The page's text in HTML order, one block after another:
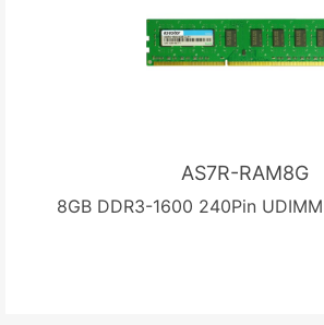
AS7R-RAM8G
8GB DDR3-1600 240Pin